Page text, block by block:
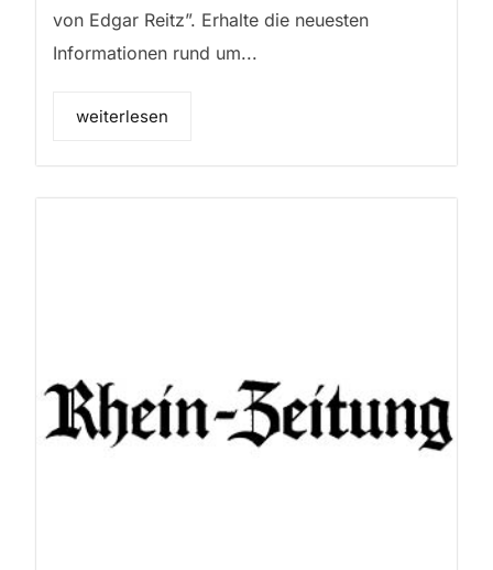
von Edgar Reitz”. Erhalte die neuesten
Informationen rund um...
weiterlesen